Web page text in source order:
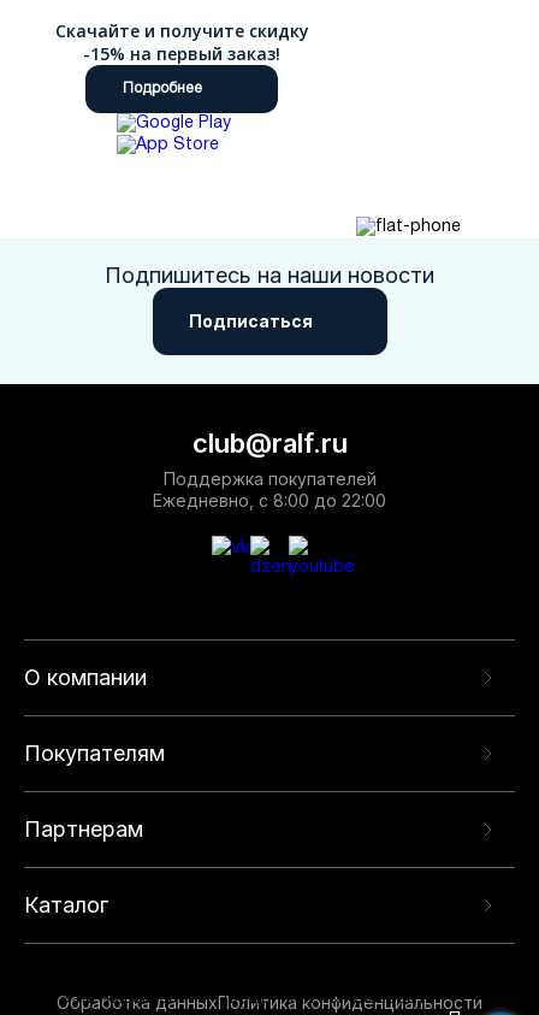
Скачайте и получите скидку
-15% на первый заказ!
Подробнее
Подпишитесь на наши новости
Подписаться
О компании
Покупателям
Партнерам
Каталог
club@ralf.ru
Поддержка покупателей
Ежедневно, с 8:00 до 22:00
Обработка данныхПолитика конфиденциальности
опыта на нашем сайте. Продолжая использовать